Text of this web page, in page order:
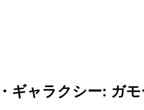
ギャラクシー: ガモ